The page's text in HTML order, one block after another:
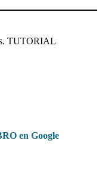
TUTORIAL
en Google